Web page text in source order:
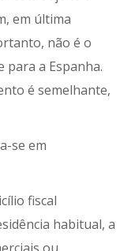
em última
não é o
a Espanha.
é semelhante,
se em
fiscal
habitual, a